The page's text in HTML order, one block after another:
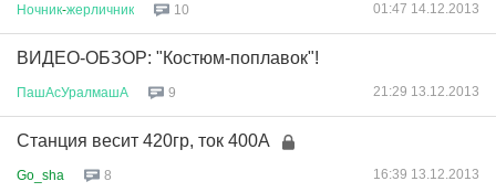
Ночник-жерличник 10 01:47 14.12.2013
ВИДЕО-ОБЗОР: "Костюм-поплавок"!
ПашАсУралмашА 9 21:29 13.12.2013
Станция весит 420гр, ток 400А
Go_sha 8 16:39 13.12.2013